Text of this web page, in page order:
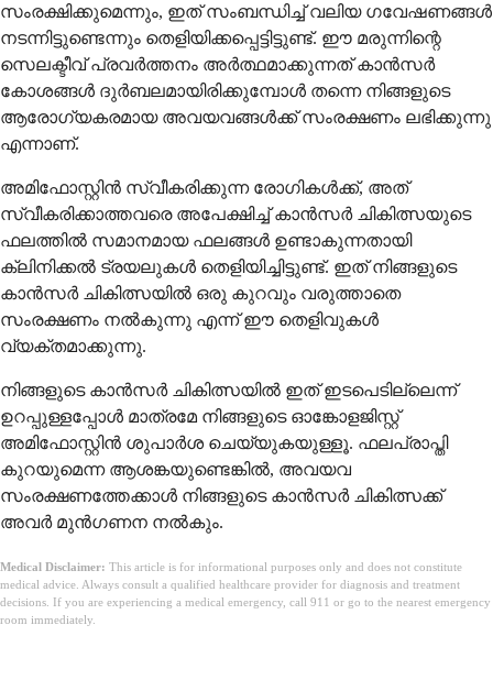
സംരക്ഷിക്കുമെന്നും, ഇത് സംബന്ധിച്ച് വലിയ ഗവേഷണങ്ങൾ
നടന്നിട്ടുണ്ടെന്നും തെളിയിക്കപ്പെട്ടിട്ടുണ്ട്. ഈ മരുന്നിന്റെ
സെലക്ടീവ് പ്രവർത്തനം അർത്ഥമാക്കുന്നത് കാൻസർ
കോശങ്ങൾ ദുർബലമായിരിക്കുമ്പോൾ തന്നെ നിങ്ങളുടെ
ആരോഗ്യകരമായ അവയവങ്ങൾക്ക് സംരക്ഷണം ലഭിക്കുന്നു
എന്നാണ്.
അമിഫോസ്റ്റിൻ സ്വീകരിക്കുന്ന രോഗികൾക്ക്, അത്
സ്വീകരിക്കാത്തവരെ അപേക്ഷിച്ച് കാൻസർ ചികിത്സയുടെ
ഫലത്തിൽ സമാനമായ ഫലങ്ങൾ ഉണ്ടാകുന്നതായി
ക്ലിനിക്കൽ ട്രയലുകൾ തെളിയിച്ചിട്ടുണ്ട്. ഇത് നിങ്ങളുടെ
കാൻസർ ചികിത്സയിൽ ഒരു കുറവും വരുത്താതെ
സംരക്ഷണം നൽകുന്നു എന്ന് ഈ തെളിവുകൾ
വ്യക്തമാക്കുന്നു.
നിങ്ങളുടെ കാൻസർ ചികിത്സയിൽ ഇത് ഇടപെടില്ലെന്ന്
ഉറപ്പുള്ളപ്പോൾ മാത്രമേ നിങ്ങളുടെ ഓങ്കോളജിസ്റ്റ്
അമിഫോസ്റ്റിൻ ശുപാർശ ചെയ്യുകയുള്ളൂ. ഫലപ്രാപ്തി
കുറയുമെന്ന ആശങ്കയുണ്ടെങ്കിൽ, അവയവ
സംരക്ഷണത്തേക്കാൾ നിങ്ങളുടെ കാൻസർ ചികിത്സക്ക്
അവർ മുൻഗണന നൽകും.
Medical Disclaimer: This article is for informational purposes only and does not constitute
medical advice. Always consult a qualified healthcare provider for diagnosis and treatment
decisions. If you are experiencing a medical emergency, call 911 or go to the nearest emergency
room immediately.